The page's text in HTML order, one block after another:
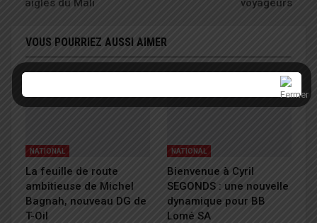
aigles du Mali voyageurs
VOUS POURRIEZ AUSSI AIMER
NATIONAL
La feuille de route
ambitieuse de Michel
Bagnah, nouveau DG de
T-Oil
NATIONAL
Bienvenue à Cyril
SEGONDS : une nouvelle
dynamique pour BB
Lomé SA